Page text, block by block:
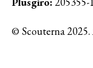
© Scouterna